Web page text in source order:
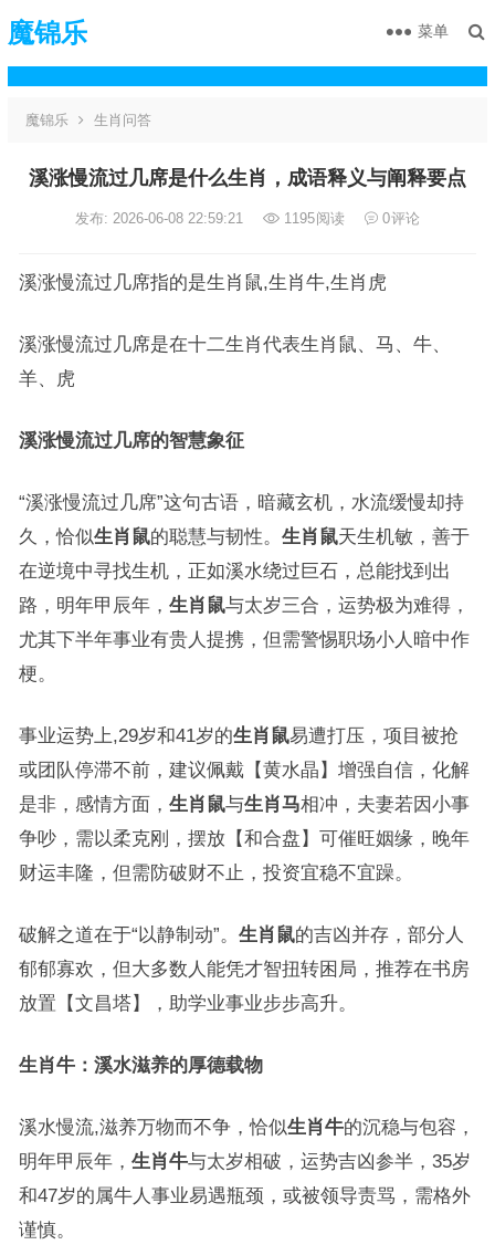
魔锦乐 菜单
魔锦乐 生肖问答
溪涨慢流过几席是什么生肖，成语释义与阐释要点
发布: 2026-06-08 22:59:21 1195阅读 0评论
溪涨慢流过几席指的是生肖鼠,生肖牛,生肖虎
溪涨慢流过几席是在十二生肖代表生肖鼠、马、牛、
羊、虎
溪涨慢流过几席的智慧象征
“溪涨慢流过几席”这句古语，暗藏玄机，水流缓慢却持
久，恰似生肖鼠的聪慧与韧性。 生肖鼠天生机敏，善于
在逆境中寻找生机，正如溪水绕过巨石，总能找到出
路，明年甲辰年， 生肖鼠与太岁三合，运势极为难得，
尤其下半年事业有贵人提携，但需警惕职场小人暗中作
梗。
事业运势上,29岁和41岁的生肖鼠易遭打压，项目被抢
或团队停滞不前，建议佩戴【黄水晶】增强自信，化解
是非，感情方面， 生肖鼠与生肖马相冲，夫妻若因小事
争吵，需以柔克刚，摆放【和合盘】可催旺姻缘，晚年
财运丰隆，但需防破财不止，投资宜稳不宜躁。
破解之道在于“以静制动”。 生肖鼠的吉凶并存，部分人
郁郁寡欢，但大多数人能凭才智扭转困局，推荐在书房
放置【文昌塔】，助学业事业步步高升。
生肖牛：溪水滋养的厚德载物
溪水慢流,滋养万物而不争，恰似生肖牛的沉稳与包容，
明年甲辰年， 生肖牛与太岁相破，运势吉凶参半，35岁
和47岁的属牛人事业易遇瓶颈，或被领导责骂，需格外
谨慎。